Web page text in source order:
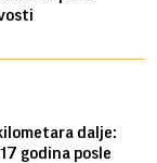
dalje:
godina posle